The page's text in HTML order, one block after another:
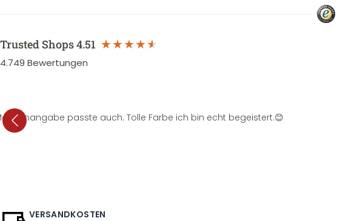
Trusted Shops4.51
4.749 Bewertungen
passte auch. Tolle Farbe ich bin echt begeistert.😊
VERSANDKOSTEN